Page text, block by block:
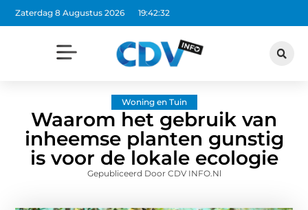
Zaterdag 8 Augustus 2026 19:42:33
Woning en Tuin
Waarom het gebruik van
inheemse planten gunstig
is voor de lokale ecologie
Gepubliceerd Door CDV INFO.nl